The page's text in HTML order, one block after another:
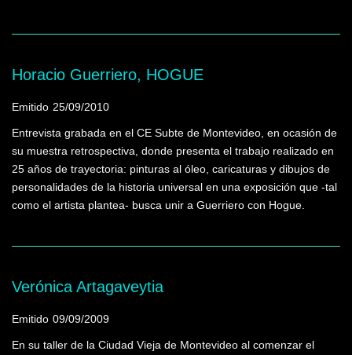
Horacio Guerriero, HOGUE
Emitido 25/09/2010
Entrevista grabada en el CE Subte de Montevideo, en ocasión de
su muestra retrospectiva, donde presenta el trabajo realizado en
25 años de trayectoria: pinturas al óleo, caricaturas y dibujos de
personalidades de la historia universal en una exposición que -tal
como el artista plantea- busca unir a Guerriero con Hogue.
Verónica Artagaveytia
Emitido 09/09/2009
En su taller de la Ciudad Vieja de Montevideo al comenzar el